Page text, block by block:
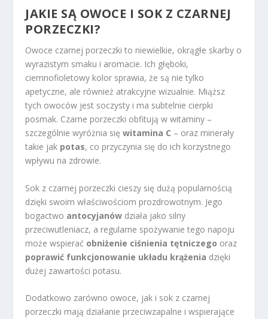
JAKIE SĄ OWOCE I SOK Z CZARNEJ
PORZECZKI?
Owoce czarnej porzeczki to niewielkie, okrągłe skarby o
wyrazistym smaku i aromacie. Ich głęboki,
ciemnofioletowy kolor sprawia, że są nie tylko
apetyczne, ale również atrakcyjne wizualnie. Miąższ
tych owoców jest soczysty i ma subtelnie cierpki
posmak. Czarne porzeczki obfitują w witaminy –
szczególnie wyróżnia sięwitamina C – oraz minerały
takie jak potas, co przyczynia się do ich korzystnego
wpływu na zdrowie.
Sok z czarnej porzeczki cieszy się dużą popularnością
dzięki swoim właściwościom prozdrowotnym. Jego
bogactwo antocyjanów działa jako silny
przeciwutleniacz, a regularne spożywanie tego napoju
może wspierać obniżenie ciśnienia tętniczego oraz
poprawić funkcjonowanie układu krążenia dzięki
dużej zawartości potasu.
Dodatkowo zarówno owoce, jak i sok z czarnej
porzeczki mają działanie przeciwzapalne i wspierające